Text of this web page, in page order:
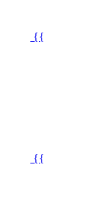
{{
{{